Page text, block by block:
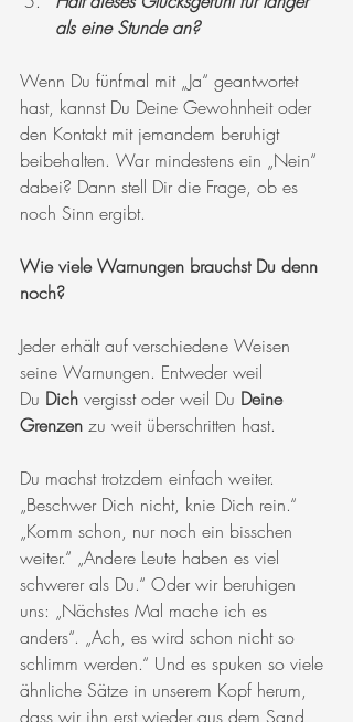
als eine Stunde an?
Wenn Du fünfmal mit „Ja“ geantwortet
hast, kannst Du Deine Gewohnheit oder
den Kontakt mit jemandem beruhigt
beibehalten. War mindestens ein „Nein“
dabei? Dann stell Dir die Frage, ob es
noch Sinn ergibt.
Wie viele Warnungen brauchst Du denn
noch?
Jeder erhält auf verschiedene Weisen
seine Warnungen. Entweder weil
Du Dich vergisst oder weil Du Deine
Grenzen zu weit überschritten hast.
Du machst trotzdem einfach weiter.
„Beschwer Dich nicht, knie Dich rein.“
„Komm schon, nur noch ein bisschen
weiter.“ „Andere Leute haben es viel
schwerer als Du.“ Oder wir beruhigen
uns: „Nächstes Mal mache ich es
anders“. „Ach, es wird schon nicht so
schlimm werden.“ Und es spuken so viele
ähnliche Sätze in unserem Kopf herum,
dass wir ihn erst wieder aus dem Sand